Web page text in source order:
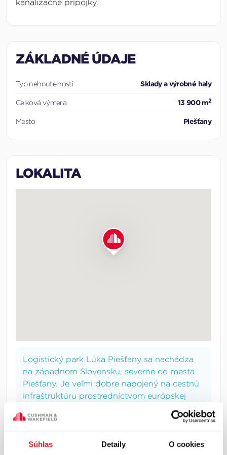
Súhlas Detaily O cookies
kanalizačné prípojky.
ZÁKLADNÉ ÚDAJE
Typ nehnuteľnosti Sklady a výrobné haly
Celková výmera 13 900 m2
Mesto Piešťany
LOKALITA
Logistický park Lúka Piešťany sa nachádza
na západnom Slovensku, severne od mesta
Piešťany. Je veľmi dobre napojený na cestnú
infraštruktúru prostredníctvom európskej
nájazdom na diaľnicu D1 v smere Bratislava a
Žilina (výjazd na diaľnicu D1 sa nachádza len
500 m od plánovaného novovybudovaného